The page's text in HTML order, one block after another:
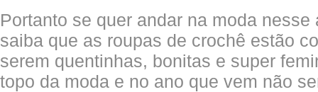
Portanto se quer andar na moda
saiba que as roupas de crochê estão
serem quentinhas, bonitas e super
topo da moda e no ano que vem não